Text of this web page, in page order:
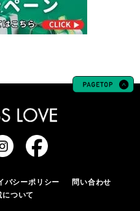
バシーポリシー
問い合わせ
について